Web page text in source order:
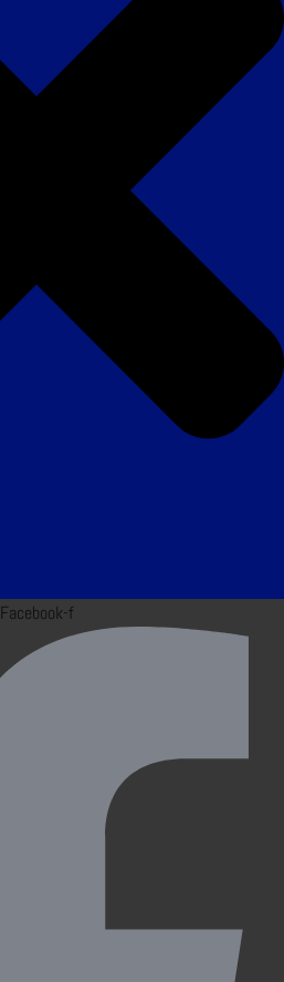
Facebook-f